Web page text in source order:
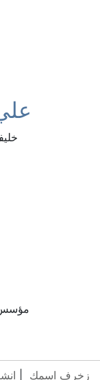
مؤسس
زخرف اسمك